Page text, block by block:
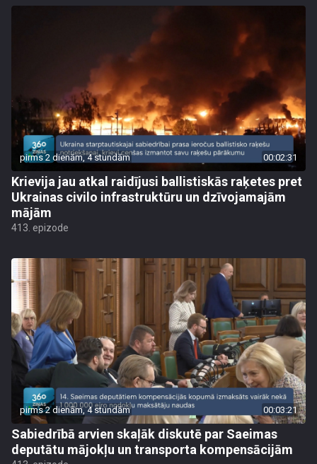
pirms 2 dienām, 4 stundām 00:02:31
Krievija jau atkal raidījusi ballistiskās raķetes pret
Ukrainas civilo infrastruktūru un dzīvojamajām
mājām
413. epizode
pirms 2 dienām, 4 stundām 00:03:21
Sabiedrībā arvien skaļāk diskutē par Saeimas
deputātu mājokļu un transporta kompensācijām